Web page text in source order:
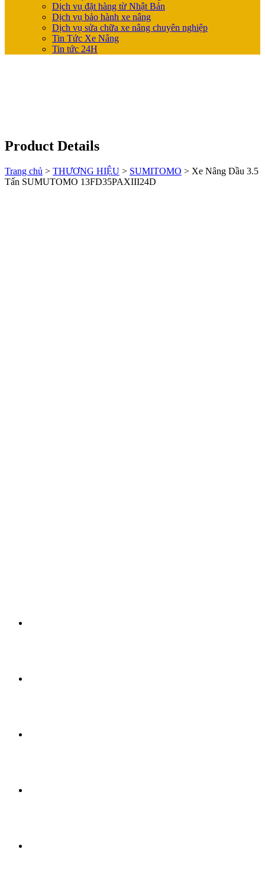
Dịch vụ đặt hàng từ Nhật Bản
Dịch vụ bảo hành xe nâng
Dịch vụ sửa chữa xe nâng chuyên nghiệp
Tin Tức Xe Nâng
Tin tức 24H
Product Details
Trang chủ > THƯƠNG HIỆU > SUMITOMO > Xe Nâng Dầu 3.5
Tấn SUMUTOMO 13FD35PAXIII24D